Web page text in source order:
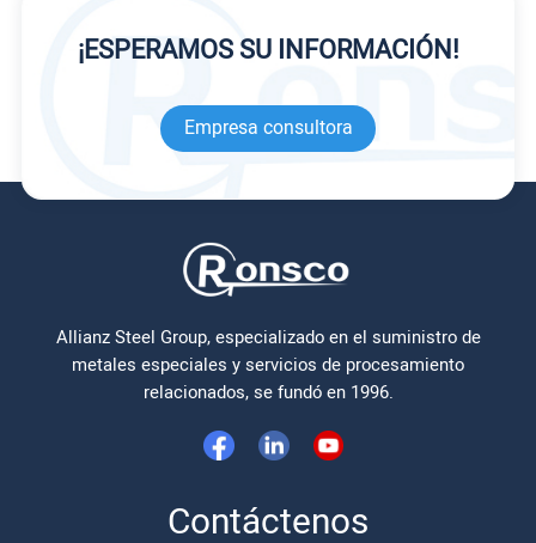
¡ESPERAMOS SU INFORMACIÓN!
Empresa consultora
Allianz Steel Group, especializado en el suministro de
metales especiales y servicios de procesamiento
relacionados, se fundó en 1996.
Contáctenos